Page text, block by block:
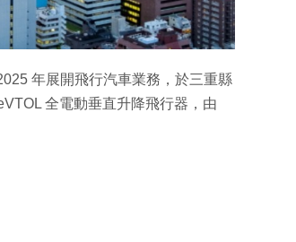
年展開飛行汽車業務，於三重縣
全電動垂直升降飛行器，由